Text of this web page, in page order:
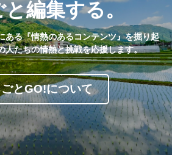
編集する。
ある『情熱のあるコンテンツ』を掘り起
人たちの情熱と挑戦を応援します。
とGO!について